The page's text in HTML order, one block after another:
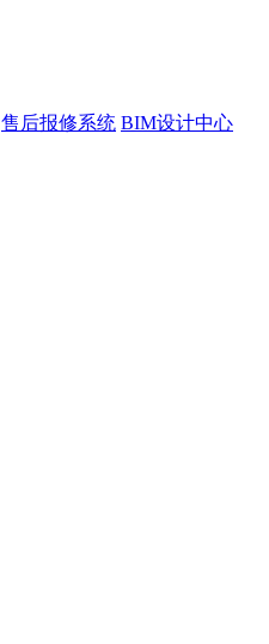
售后报修系统 BIM设计中心